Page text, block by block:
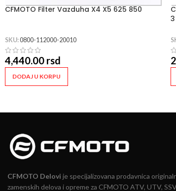
CFMOTO Filter Vazduha X4 X5 625 850
SKU:0800-112000-20010
4,440.00 rsd
DODAJ U KORPU
CFMOTO Delovi je specijalizovana prodavnica
zamenskih delova i opreme za CFMOTO ATV, UTV,